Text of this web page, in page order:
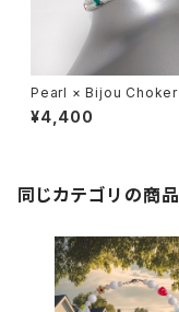
Pearl × Bijou Choker
¥4,400
同じカテゴリの商品